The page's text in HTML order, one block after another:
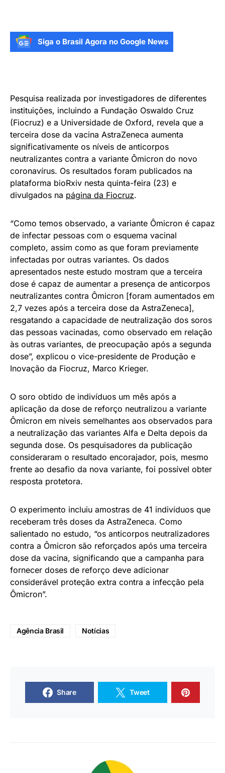
Siga o Brasil Agora no Google News
Pesquisa realizada por investigadores de diferentes
instituições, incluindo a Fundação Oswaldo Cruz
(Fiocruz) e a Universidade de Oxford, revela que a
terceira dose da vacina AstraZeneca aumenta
significativamente os níveis de anticorpos
neutralizantes contra a variante Ômicron do novo
coronavírus. Os resultados foram publicados na
plataforma bioRxiv nesta quinta-feira (23) e
divulgados na página da Fiocruz.
“Como temos observado, a variante Ômicron é capaz
de infectar pessoas com o esquema vacinal
completo, assim como as que foram previamente
infectadas por outras variantes. Os dados
apresentados neste estudo mostram que a terceira
dose é capaz de aumentar a presença de anticorpos
neutralizantes contra Ômicron [foram aumentados em
2,7 vezes após a terceira dose da AstraZeneca],
resgatando a capacidade de neutralização dos soros
das pessoas vacinadas, como observado em relação
às outras variantes, de preocupação após a segunda
dose”, explicou o vice-presidente de Produção e
Inovação da Fiocruz, Marco Krieger.
O soro obtido de indivíduos um mês após a
aplicação da dose de reforço neutralizou a variante
Ômicron em níveis semelhantes aos observados para
a neutralização das variantes Alfa e Delta depois da
segunda dose. Os pesquisadores da publicação
consideraram o resultado encorajador, pois, mesmo
frente ao desafio da nova variante, foi possível obter
resposta protetora.
O experimento incluiu amostras de 41 indivíduos que
receberam três doses da AstraZeneca. Como
salientado no estudo, “os anticorpos neutralizadores
contra a Ômicron são reforçados após uma terceira
dose da vacina, significando que a campanha para
fornecer doses de reforço deve adicionar
considerável proteção extra contra a infecção pela
Ômicron”.
Agência Brasil Notícias
Share Tweet